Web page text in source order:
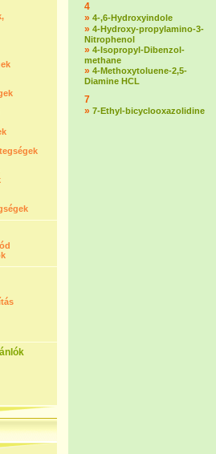
4
» 4-,6-Hydroxyindole
» 4-Hydroxy-propylamino-3-
Nitrophenol
» 4-Isopropyl-Dibenzol-
methane
» 4-Methoxytoluene-2,5-
Diamine HCL
7
» 7-Ethyl-bicyclooxazolidine